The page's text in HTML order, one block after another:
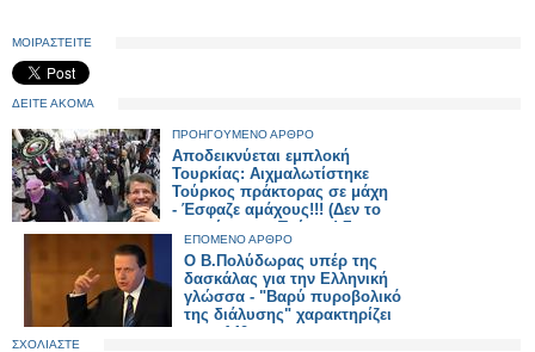
ΜΟΙΡΑΣΤΕΙΤΕ
ΔΕΙΤΕ ΑΚΟΜΑ
ΠΡΟΗΓΟΥΜΕΝΟ ΑΡΘΡΟ
Αποδεικνύεται εμπλοκή
Τουρκίας: Αιχμαλωτίστηκε
Τούρκος πράκτορας σε μάχη
- Έσφαζε αμάχους!!! (Δεν το
πιστεύω...για Τούρκο! Στα
σήριαλ είναι τόσο καλοί...)
ΕΠΟΜΕΝΟ ΑΡΘΡΟ
Ο Β.Πολύδωρας υπέρ της
δασκάλας για την Ελληνική
γλώσσα - "Βαρύ πυροβολικό
της διάλυσης" χαρακτηρίζει
τους 140
ΣΧΟΛΙΑΣΤΕ